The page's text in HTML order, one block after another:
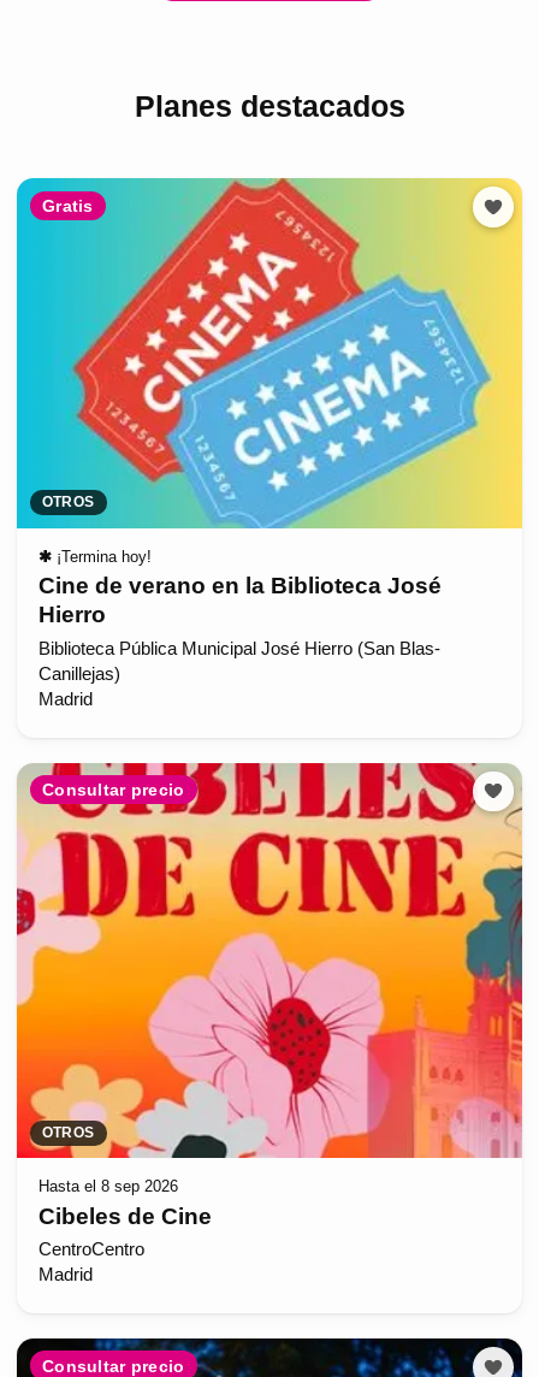
Planes destacados
Gratis
OTROS
✱ ¡Termina hoy!
Cine de verano en la Biblioteca José
Hierro
Biblioteca Pública Municipal José Hierro (San Blas-
Canillejas)
Madrid
Consultar precio
OTROS
Hasta el 8 sep 2026
Cibeles de Cine
CentroCentro
Madrid
Consultar precio